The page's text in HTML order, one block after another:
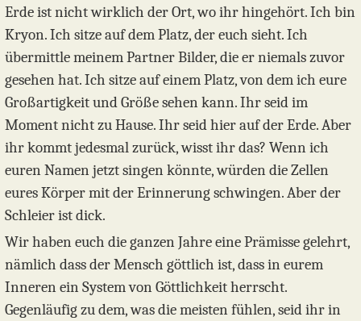
Erde ist nicht wirklich der Ort, wo ihr hingehört. Ich bin
Kryon. Ich sitze auf dem Platz, der euch sieht. Ich
übermittle meinem Partner Bilder, die er niemals zuvor
gesehen hat. Ich sitze auf einem Platz, von dem ich eure
Großartigkeit und Größe sehen kann. Ihr seid im
Moment nicht zu Hause. Ihr seid hier auf der Erde. Aber
ihr kommt jedesmal zurück, wisst ihr das? Wenn ich
euren Namen jetzt singen könnte, würden die Zellen
eures Körper mit der Erinnerung schwingen. Aber der
Schleier ist dick.
Wir haben euch die ganzen Jahre eine Prämisse gelehrt,
nämlich dass der Mensch göttlich ist, dass in eurem
Inneren ein System von Göttlichkeit herrscht.
Gegenläufig zu dem, was die meisten fühlen, seid ihr in